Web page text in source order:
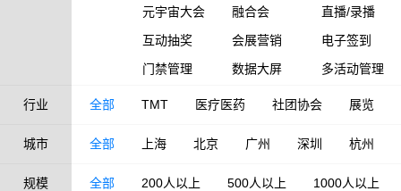
元宇宙大会
融合会
直播/录播
互动抽奖
会展营销
电子签到
门禁管理
数据大屏 多活动管理
行业 全部 TMT 医疗医药 社团协会 展览
城市 全部 上海 北京 广州 深圳 杭州
规模 全部 200人以上 500人以上 1000人以上